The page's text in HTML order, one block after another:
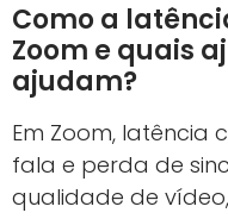
Como a
Zoom e quais
ajudam?
Em Zoom, latência
fala e perda de
qualidade de